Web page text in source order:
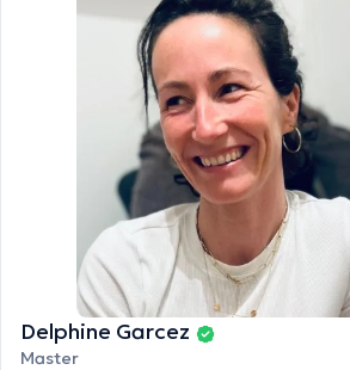
Delphine Garcez
Master